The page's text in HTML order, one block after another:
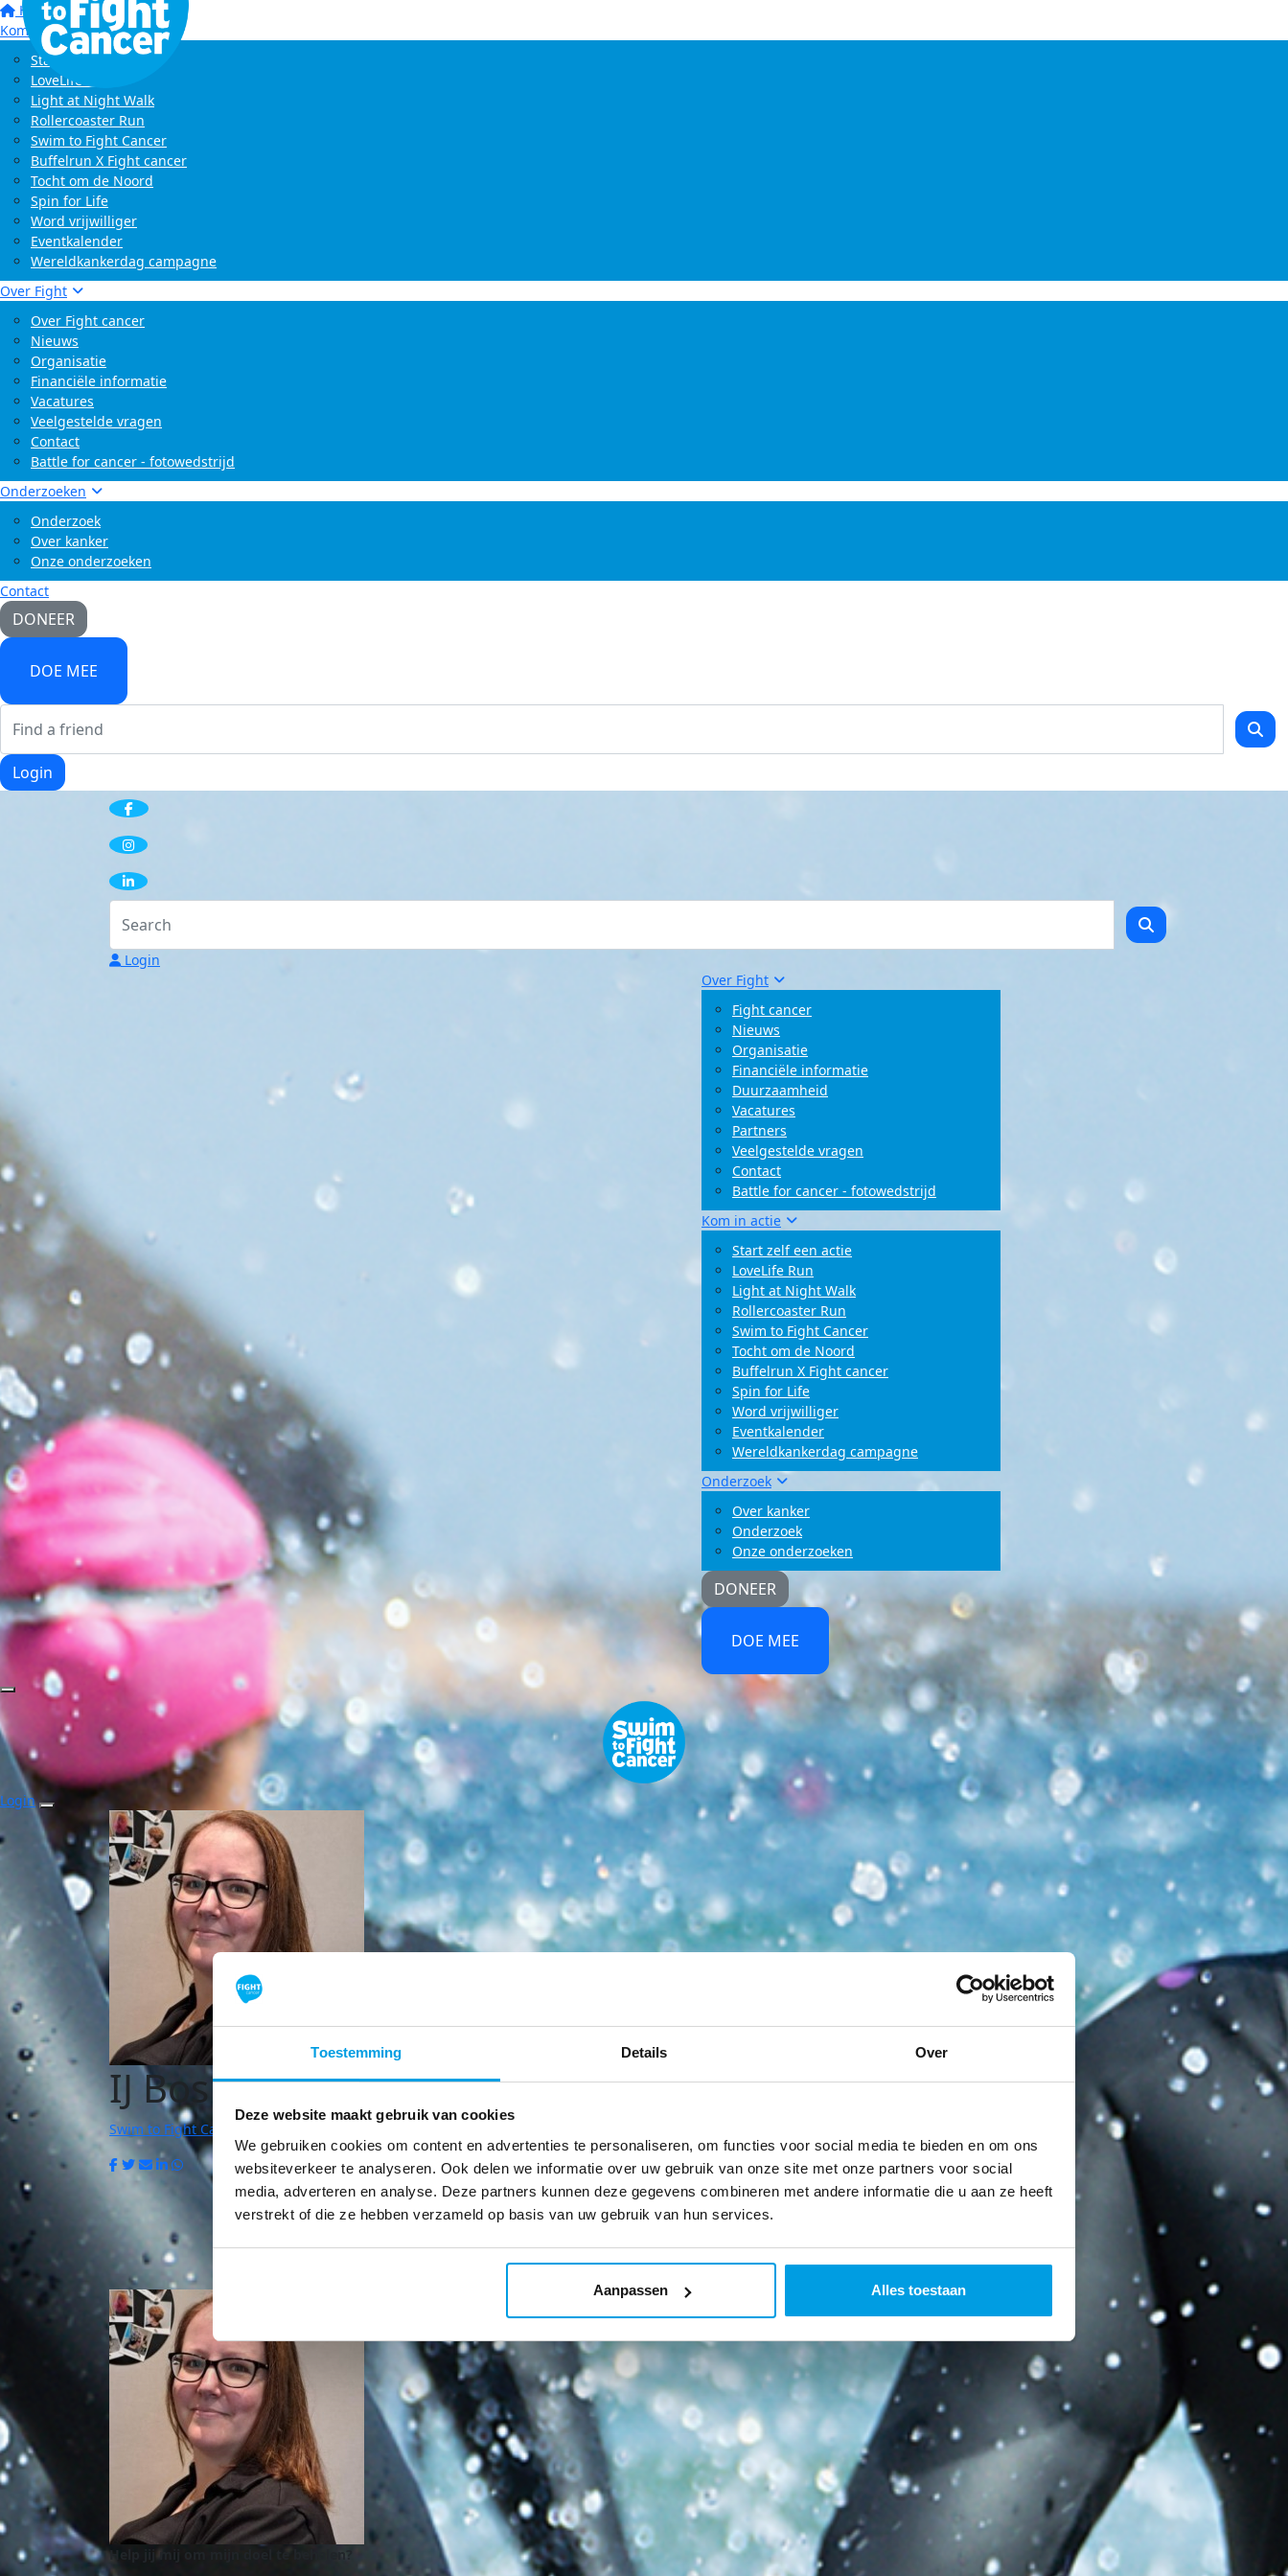
Toestemming Details Over
Deze website maakt gebruik van cookies
We gebruiken cookies om content en advertenties te personaliseren, om functies voor social media te bieden en om ons
websiteverkeer te analyseren. Ook delen we informatie over uw gebruik van onze site met onze partners voor social
media, adverteren en analyse. Deze partners kunnen deze gegevens combineren met andere informatie die u aan ze heeft
verstrekt of die ze hebben verzameld op basis van uw gebruik van hun services.
Aanpassen Alles toestaan
Home
Kom in actie
Start zelf een actie
LoveLife Run
Light at Night Walk
Rollercoaster Run
Swim to Fight Cancer
Buffelrun X Fight cancer
Tocht om de Noord
Spin for Life
Word vrijwilliger
Eventkalender
Wereldkankerdag campagne
Over Fight
Over Fight cancer
Nieuws
Organisatie
Financiële informatie
Vacatures
Veelgestelde vragen
Contact
Battle for cancer - fotowedstrijd
Onderzoeken
Onderzoek
Over kanker
Onze onderzoeken
Contact
DONEER
DOE MEE
Login
Login
Over Fight
Fight cancer
Nieuws
Organisatie
Financiële informatie
Duurzaamheid
Vacatures
Partners
Veelgestelde vragen
Contact
Battle for cancer - fotowedstrijd
Kom in actie
Start zelf een actie
LoveLife Run
Light at Night Walk
Rollercoaster Run
Swim to Fight Cancer
Tocht om de Noord
Buffelrun X Fight cancer
Spin for Life
Word vrijwilliger
Eventkalender
Wereldkankerdag campagne
Onderzoek
Over kanker
Onderzoek
Onze onderzoeken
DONEER
DOE MEE
Login
IJ Bos
Swim to Fight Cancer | Purmerend
Help jij mij om mijn doel te behalen?